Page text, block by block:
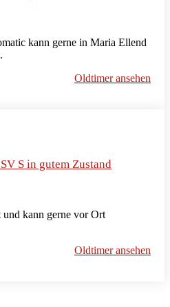
kann gerne in Maria Ellend
Oldtimer ansehen
S in gutem Zustand
kann gerne vor Ort
Oldtimer ansehen